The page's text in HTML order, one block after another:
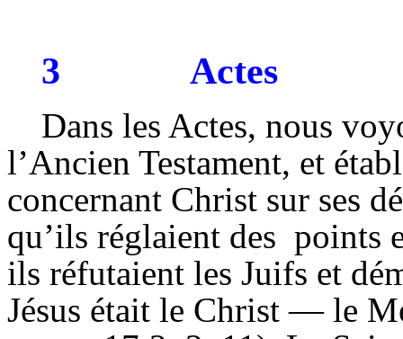
3 Actes
Dans les Actes, nous
l’Ancien Testament, et
concernant Christ sur ses
qu’ils réglaient des points
ils réfutaient les Juifs et
Jésus était le Christ — le